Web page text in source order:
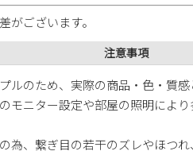
がございます。
注意事項
ルのため、実際の商品・色・質感
モニター設定や部屋の照明によ
為、繋ぎ目の若干のズレやほつ